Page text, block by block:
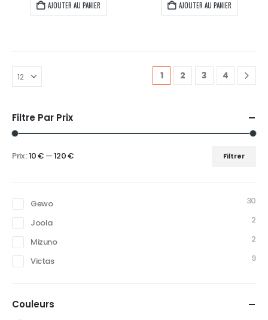
AJOUTER AU PANIER AJOUTER AU PANIER
1 2 3 4
Filtre Par Prix
Filtrer
Prix :10 € —120 €
Gewo
30
Joola
2
Mizuno
2
Victas
9
Couleurs